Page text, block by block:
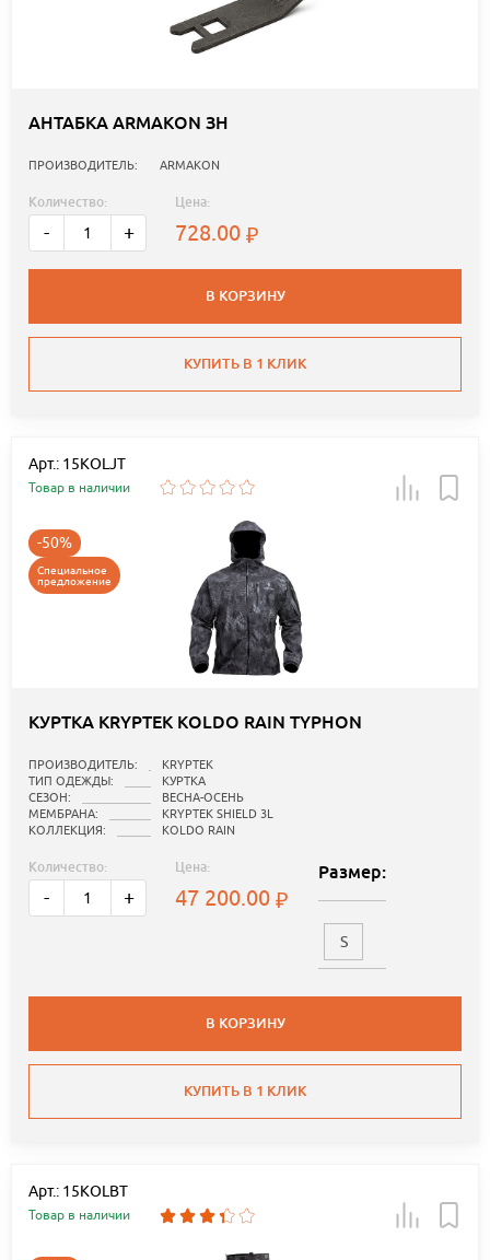
АНТАБКА ARMAKON ЗН
ПРОИЗВОДИТЕЛЬ: ARMAKON
Количество:
- +
Цена:
728.00
В КОРЗИНУ
КУПИТЬ В 1 КЛИК
Арт.: 15KOLJT
Товар в наличии
-50%
Специальное
предложение
КУРТКА KRYPTEK KOLDO RAIN TYPHON
ПРОИЗВОДИТЕЛЬ:
KRYPTEK
ТИП ОДЕЖДЫ:
КУРТКА
СЕЗОН:
ВЕСНА-ОСЕНЬ
МЕМБРАНА:
KRYPTEK SHIELD 3L
КОЛЛЕКЦИЯ:
KOLDO RAIN
Количество:
- +
Цена:
47 200.00
Размер:
S
В КОРЗИНУ
КУПИТЬ В 1 КЛИК
Арт.: 15KOLBT
Товар в наличии